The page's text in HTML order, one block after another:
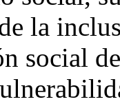
la
social